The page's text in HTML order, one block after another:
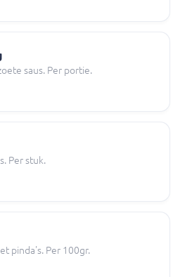
saus. Per portie.
Per stuk.
pinda's. Per 100gr.